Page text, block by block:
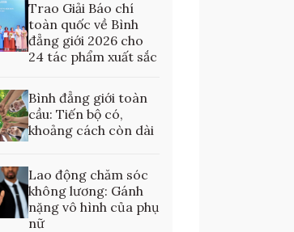
Trao Giải Báo chí
toàn quốc về Bình
đẳng giới 2026 cho
24 tác phẩm xuất sắc
Bình đẳng giới toàn
cầu: Tiến bộ có,
khoảng cách còn dài
Lao động chăm sóc
không lương: Gánh
nặng vô hình của phụ
nữ